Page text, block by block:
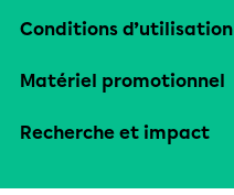
Conditions d’utilisation
Matériel promotionnel
Recherche et impact